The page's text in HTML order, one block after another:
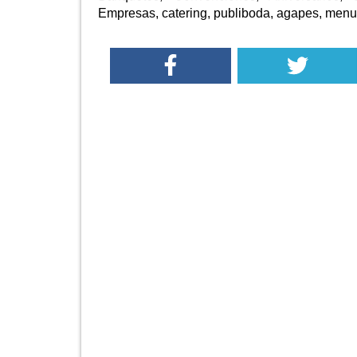
Empresas, catering, publiboda, agapes,